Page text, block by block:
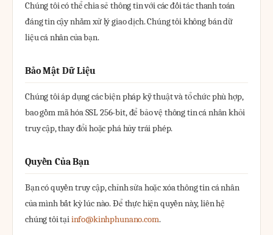
Chúng tôi có thể chia sẻ thông tin với các đối tác thanh toán
đáng tin cậy nhằm xử lý giao dịch. Chúng tôi không bán dữ
liệu cá nhân của bạn.
Bảo Mật Dữ Liệu
Chúng tôi áp dụng các biện pháp kỹ thuật và tổ chức phù hợp,
bao gồm mã hóa SSL 256-bit, để bảo vệ thông tin cá nhân khỏi
truy cập, thay đổi hoặc phá hủy trái phép.
Quyền Của Bạn
Bạn có quyền truy cập, chỉnh sửa hoặc xóa thông tin cá nhân
của mình bất kỳ lúc nào. Để thực hiện quyền này, liên hệ
chúng tôi tạiinfo@kinhphunano.com.